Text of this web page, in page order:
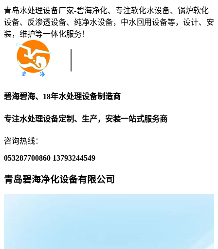
青岛水处理设备厂家-碧海净化、专注软化水设备、锅炉软化
设备、反渗透设备、纯净水设备，中水回用设备等，设计、安
装，维护等一体化服务！
碧海碧海、18年水处理设备制造商
专注水处理设备定制、生产，安装一站式服务商
咨询热线：
053287700860 13793244549
青岛碧海净化设备有限公司